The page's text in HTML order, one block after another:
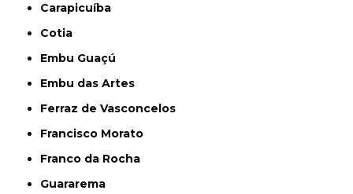
Carapicuíba
Cotia
Embu Guaçú
Embu das Artes
Ferraz de Vasconcelos
Francisco Morato
Franco da Rocha
Guararema